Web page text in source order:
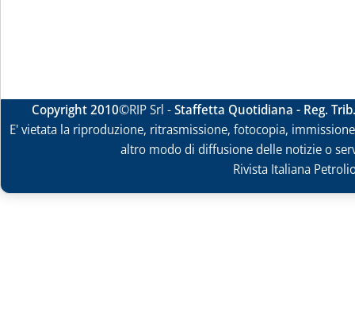
Copyright 2010©RIP Srl -Staffetta Quotidiana - Reg.
E' vietata la riproduzione, ritrasmissione, fotocopia,
altro modo di diffusione delle notizie o
Rivista Italiana